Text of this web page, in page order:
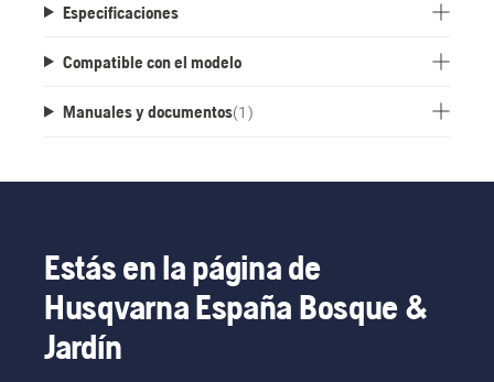
Especificaciones
Compatible con el modelo
Manuales y documentos(1 )
Estás en la página de
Husqvarna España Bosque &
Jardín